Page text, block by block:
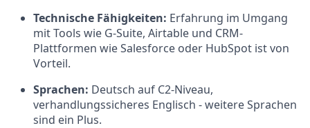
Technische Fähigkeiten: Erfahrung im Umgang
mit Tools wie G-Suite, Airtable und CRM-
Plattformen wie Salesforce oder HubSpot ist von
Vorteil.
Sprachen: Deutsch auf C2-Niveau,
verhandlungssicheres Englisch - weitere Sprachen
sind ein Plus.